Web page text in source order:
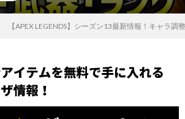
【APEX LEGENDS】シーズン13最新情報！キャラ